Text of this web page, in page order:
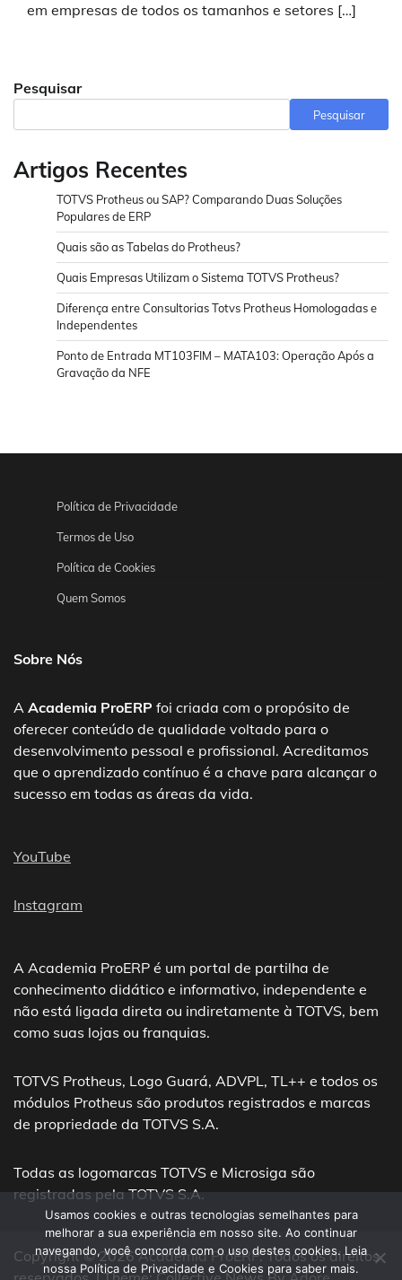
em empresas de todos os tamanhos e setores […]
Pesquisar
Pesquisar
Artigos Recentes
TOTVS Protheus ou SAP? Comparando Duas Soluções
Populares de ERP
Quais são as Tabelas do Protheus?
Quais Empresas Utilizam o Sistema TOTVS Protheus?
Diferença entre Consultorias Totvs Protheus Homologadas e
Independentes
Ponto de Entrada MT103FIM – MATA103: Operação Após a
Gravação da NFE
Política de Privacidade
Termos de Uso
Política de Cookies
Quem Somos
Sobre Nós
A Academia ProERP foi criada com o propósito de
oferecer conteúdo de qualidade voltado para o
desenvolvimento pessoal e profissional. Acreditamos
que o aprendizado contínuo é a chave para alcançar o
sucesso em todas as áreas da vida.
YouTube
Instagram
A Academia ProERP é um portal de partilha de
conhecimento didático e informativo, independente e
não está ligada direta ou indiretamente à TOTVS, bem
como suas lojas ou franquias.
TOTVS Protheus, Logo Guará, ADVPL, TL++ e todos os
módulos Protheus são produtos registrados e marcas
de propriedade da TOTVS S.A.
Todas as logomarcas TOTVS e Microsiga são
registradas pela TOTVS S.A.
Copyright © 2026Academia ProERP. Todos os direitos
Usamos cookies e outras tecnologias semelhantes para
melhorar a sua experiência em nosso site. Ao continuar
navegando, você concorda com o uso destes cookies. Leia
nossa Política de Privacidade e Cookies para saber mais.